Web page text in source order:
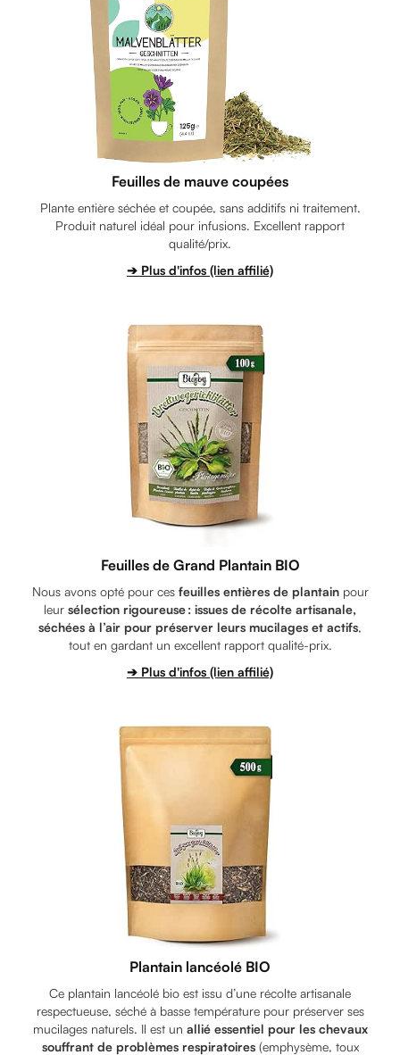
Feuilles de mauve coupées
Plante entière séchée et coupée, sans additifs ni traitement.
Produit naturel idéal pour infusions. Excellent rapport
qualité/prix.
➔ Plus d'infos (lien affilié)
Feuilles de Grand Plantain BIO
Nous avons opté pour ces feuilles entières de plantainpour
leur sélection rigoureuse : issues de récolte artisanale,
séchées à l’air pour préserver leurs mucilages et actifs,
tout en gardant un excellent rapport qualité-prix.
➔ Plus d'infos (lien affilié)
Plantain lancéolé BIO
Ce plantain lancéolé bio est issu d’une récolte artisanale
respectueuse, séché à basse température pour préserver ses
mucilages naturels. Il est un allié essentiel pour les chevaux
souffrant de problèmes respiratoires(emphysème, toux